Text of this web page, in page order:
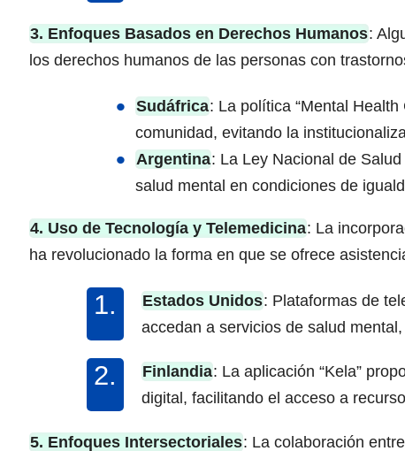
3. Enfoques Basados en Derechos Humanos:
los derechos humanos de las personas con
Sudáfrica: La política “Mental
comunidad, evitando la
Argentina: La Ley Nacional de
salud mental en condiciones de
4. Uso de Tecnología y Telemedicina: La
ha revolucionado la forma en que se ofrece
Estados Unidos: Plataformas de
accedan a servicios de salud
Finlandia: La aplicación “Kela”
digital, facilitando el acceso a
5. Enfoques Intersectoriales: La colaboración